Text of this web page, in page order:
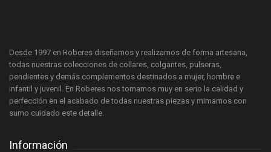
Desde 1997 en Roberes diseñamos y realizamos de forma artesana,
todas nuestras colecciones de collares, colgantes, pulseras,
pendientes y demás complementos destinados a mujer, hombre e
infantil y juvenil. En Roberes nos tomamos muy en serio la calidad y
perfección en el acabado de todas nuestras piezas y mimamos con
sumo cuidado este detalle.
Información